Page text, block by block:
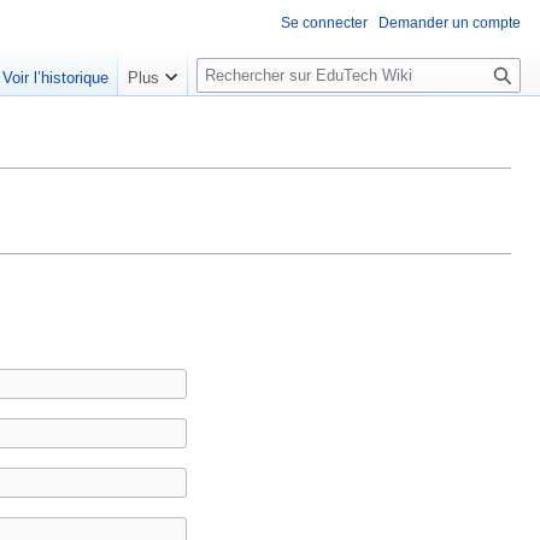
Se connecter Demander un compte
Voir l’historique Plus
R
e
e
h